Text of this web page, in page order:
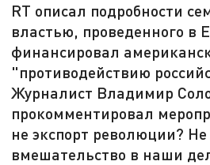
RT описал подробности
властью, проведенного в
финансировал
"противодействию
Журналист Владимир
прокомментировал
не экспорт революции?
вмешательство в наши